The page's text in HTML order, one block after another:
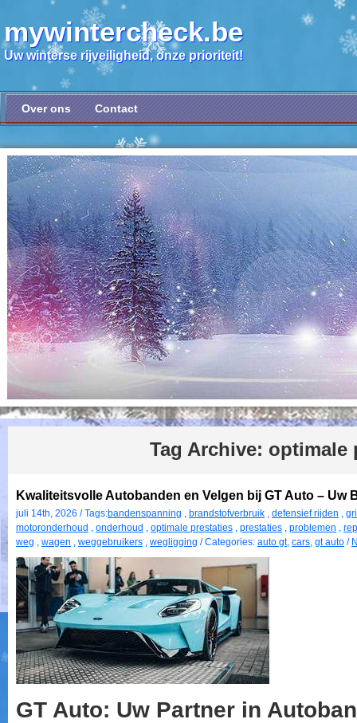
mywintercheck.be
Uw winterse rijveiligheid, onze prioriteit!
Over ons Contact
Tag Archive: optimale
Kwaliteitsvolle Autobanden en Velgen bij GT Auto – Uw
juli 14th, 2026 / Tags:bandenspanning , brandstofverbruik , defensief rijden ,
motoronderhoud , onderhoud , optimale prestaties , prestaties , problemen ,
weg , wagen , weggebruikers , wegligging / Categories: auto gt, cars, gt auto /
GT Auto: Uw Partner in